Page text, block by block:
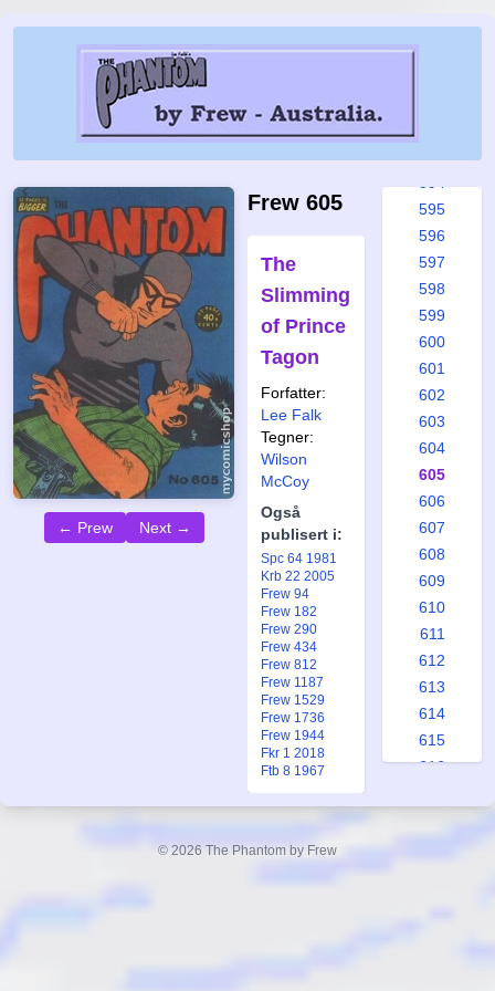
← Prew Next →
Frew 605
The
Slimming
of Prince
Tagon
Forfatter:
Lee Falk
Tegner:
Wilson
McCoy
Også
publisert i:
Spc 64 1981
Krb 22 2005
Frew 94
Frew 182
Frew 290
Frew 434
Frew 812
Frew 1187
Frew 1529
Frew 1736
Frew 1944
Fkr 1 2018
Ftb 8 1967
588
595
596
597
598
599
600
601
602
603
604
605
606
607
608
609
610
611
612
613
614
615
616
© 2026 The Phantom by Frew